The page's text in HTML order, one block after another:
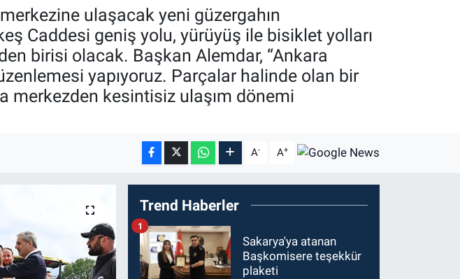
ulaşacak yeni güzergahın
Caddesi geniş yolu, yürüyüş ile bisiklet yolları
birisi olacak. Başkan Alemdar, “Ankara
yapıyoruz. Parçalar halinde olan bir
merkezden kesintisiz ulaşım dönemi
A- A+
Trend Haberler
Sakarya'ya atanan
Başkomisere teşekkür
plaketi
1